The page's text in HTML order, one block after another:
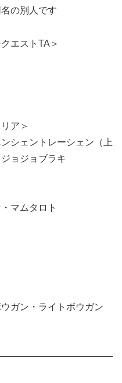
の別人です
エストTA＞
ア＞
シェントレーシェン（上
ョジョブラキ
マムタロト
ガン・ライトボウガン